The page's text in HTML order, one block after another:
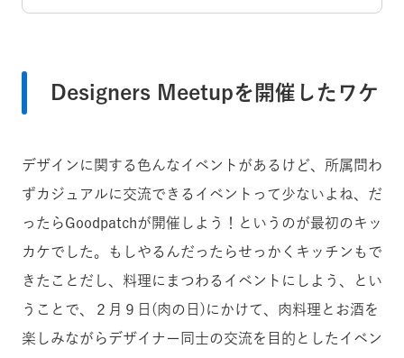
Designers Meetupを開催したワケ
デザインに関する色んなイベントがあるけど、所属問わ
ずカジュアルに交流できるイベントって少ないよね、だ
ったらGoodpatchが開催しよう！というのが最初のキッ
カケでした。もしやるんだったらせっかくキッチンもで
きたことだし、料理にまつわるイベントにしよう、とい
うことで、２月９日(肉の日)にかけて、肉料理とお酒を
楽しみながらデザイナー同士の交流を目的としたイベン